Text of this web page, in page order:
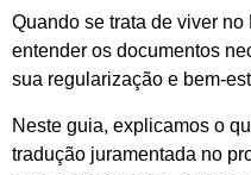
Quando se trata de viver
entender os documentos
sua regularização e bem-
Neste guia, explicamos o
tradução juramentada no